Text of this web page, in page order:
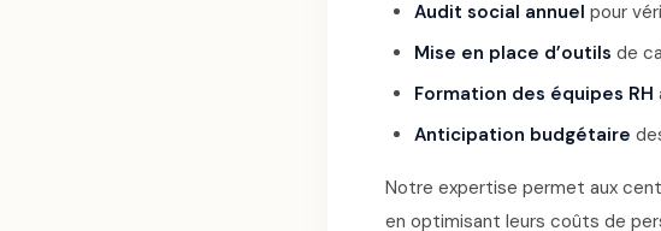
Audit social annuel pour
Mise en place d’outils de
Formation des équipes RH
Anticipation budgétaire
Notre expertise permet aux
en optimisant leurs coûts de